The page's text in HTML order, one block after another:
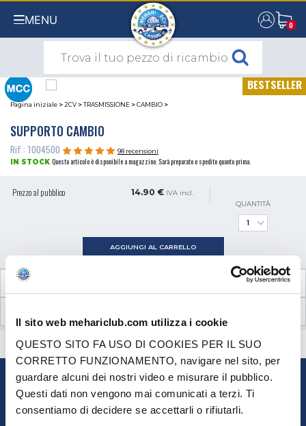
Il sito web mehariclub.com utilizza i cookie
QUESTO SITO FA USO DI COOKIES PER IL SUO
CORRETTO FUNZIONAMENTO, navigare nel sito, per
guardare alcuni dei nostri video e misurare il pubblico.
Questi dati non vengono mai comunicati a terzi. Ti
consentiamo di decidere se accettarli o rifiutarli.
MENU 0
0
BESTSELLER
Pagina iniziale >2CV >TRASMISSIONE >CAMBIO >
SUPPORTO CAMBIO
Rif : 1004500
98 recensioni
IN STOCK Questo articolo è disponibile a magazzino. Sarà preparato e spedito quanto prima.
Prezzo al pubblico 14.90 € IVA incl.
QUANTITÀ
AGGIUNGI AL CARRELLO
INFORMAZIONI TECNICHE
HAI DELLE DOMANDE? BISOGNO DI AIUTO? CONTATTACI
NEWSLETTER
Iscriviti per ricevere gratuitamente